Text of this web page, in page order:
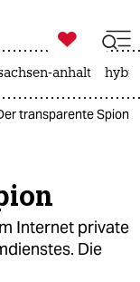

taz zahl ich
anhalt
transparente Spion
Internet private
Die